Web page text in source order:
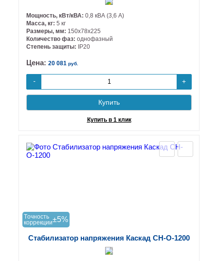
Мощность, кВт/кВА: 0,8 кВА (3,6 А)
Масса, кг: 5 кг
Размеры, мм: 150х78х225
Количество фаз: однофазный
Степень защиты:
IP20
Цена: 20 081 руб.
- +
Купить
Купить в 1 клик
Tочность
коррекции±5%
Стабилизатор напряжения Каскад СН-О-1200